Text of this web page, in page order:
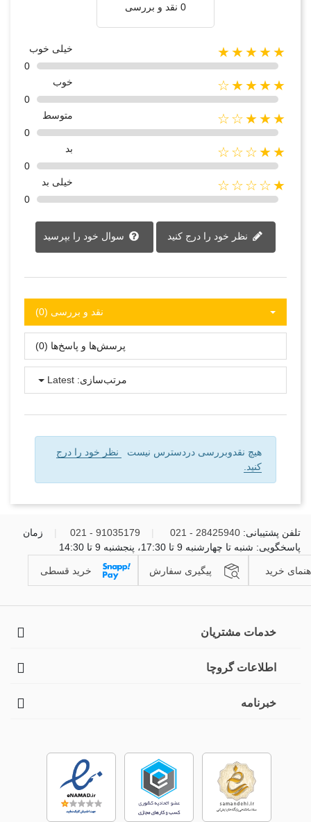
0 نقد و بررسی
★★★★★
خیلی خوب
0
★★★★☆
خوب
0
★★★☆☆
متوسط
0
★★☆☆☆
بد
0
★☆☆☆☆
خیلی بد
0
سوال خود را بپرسید
نقد و بررسی‌‌ (0)
پرسش‌ها و پاسخ‌ها (0)
مرتب‌سازی: Latest
هیچ نقدوبررسی دردسترس نیست
نظر خود را درج
کنید.
تلفن پشتیبانی: 28425940 - 021
91035179 - 021
زمان
پاسخگویی: شنبه تا چهارشنبه 9 تا 17:30، پنجشنبه 9 تا 14:30
خرید پیگیری سفارش خرید قسطی
خدمات مشتریان
اطلاعات گروچا
خبرنامه